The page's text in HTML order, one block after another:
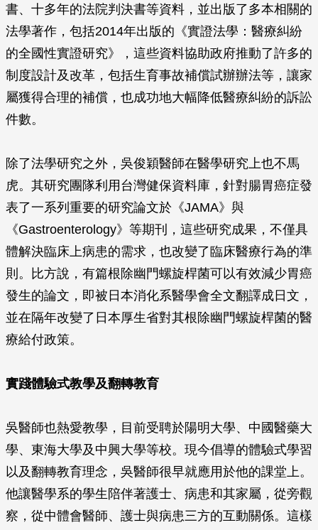
書、十多年的法院判決書等資料，並出版了多本相關的
法學著作，包括2014年出版的《實證法學：醫療糾紛
的全國性實證研究》，這些資料協助政府推動了許多的
制度設計及改革，包括生育事故補償試辦辦法等，讓家
屬獲得合理的補償，也成功地大幅降低醫療糾紛的訴訟
件數。
除了法學研究之外，吳俊穎醫師在醫學研究上也不馬
虎。其研究團隊利用台灣健保資料庫，針對腸胃癌症發
表了一系列重要的研究論文於《JAMA》與
《Gastroenterology》等期刊，這些研究成果，不僅具
體解決臨床上病患的需求，也改變了臨床醫療行為的準
則。比方說，有篇根除幽門螺旋桿菌可以有效減少胃癌
發生的論文，即被日本消化系醫學會全文翻譯成日文，
並在隔年改變了日本厚生省對其根除幽門螺旋桿菌的醫
療給付政策。
實踐體驗式教學及翻轉教育
吳醫師也熱愛教學，目前受聘於陽明大學、中國醫藥大
學、東海大學及中興大學等校。現今倡導的體驗式學習
以及翻轉教育理念，吳醫師很早就應用於他的課堂上。
他讓醫學系的學生陪伴著護士、病患和其家屬，從旁觀
察，從中體會醫師、護士與病患三方的互動關係。這樣